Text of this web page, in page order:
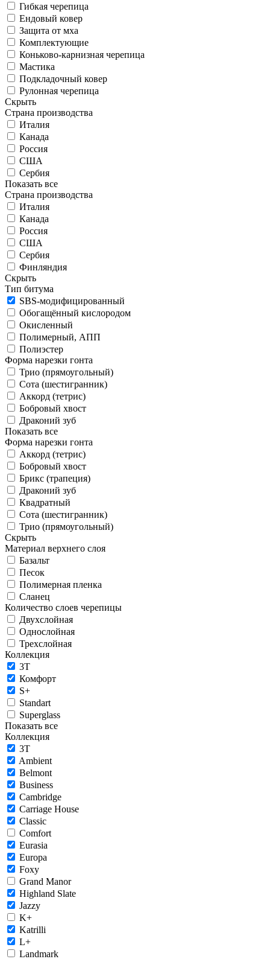
Гибкая черепица
Ендовый ковер
Защита от мха
Комплектующие
Коньково-карнизная черепица
Мастика
Подкладочный ковер
Рулонная черепица
Скрыть
Страна производства
Италия
Канада
Россия
США
Сербия
Показать все
Страна производства
Италия
Канада
Россия
США
Сербия
Финляндия
Скрыть
Тип битума
SBS-модифицированный
Обогащённый кислородом
Окисленный
Полимерный, АПП
Полиэстер
Форма нарезки гонта
Трио (прямоугольный)
Сота (шестигранник)
Аккорд (тетрис)
Бобровый хвост
Драконий зуб
Показать все
Форма нарезки гонта
Аккорд (тетрис)
Бобровый хвост
Брикс (трапеция)
Драконий зуб
Квадратный
Сота (шестигранник)
Трио (прямоугольный)
Скрыть
Материал верхнего слоя
Базальт
Песок
Полимерная пленка
Сланец
Количество слоев черепицы
Двухслойная
Однослойная
Трехслойная
Коллекция
3T
Комфорт
S+
Standart
Superglass
Показать все
Коллекция
3T
Ambient
Belmont
Business
Cambridge
Carriage House
Classic
Comfort
Eurasia
Europa
Foxy
Grand Manor
Highland Slate
Jazzy
K+
Katrilli
L+
Landmark